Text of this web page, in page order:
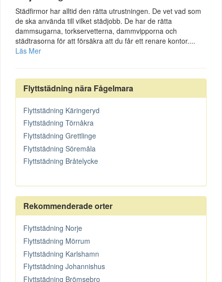
Städfirmor har alltid den rätta utrustningen. De vet vad som
de ska använda till vilket städjobb. De har de rätta
dammsugarna, torkservetterna, dammvipporna och
städtrasorna för att försäkra att du får ett renare kontor....
Läs Mer
Flyttstädning nära Fågelmara
Flyttstädning Käringeryd
Flyttstädning Törnåkra
Flyttstädning Grettlinge
Flyttstädning Söremåla
Flyttstädning Bråtelycke
Rekommenderade orter
Flyttstädning Norje
Flyttstädning Mörrum
Flyttstädning Karlshamn
Flyttstädning Johannishus
Flyttstädning Brömsebro